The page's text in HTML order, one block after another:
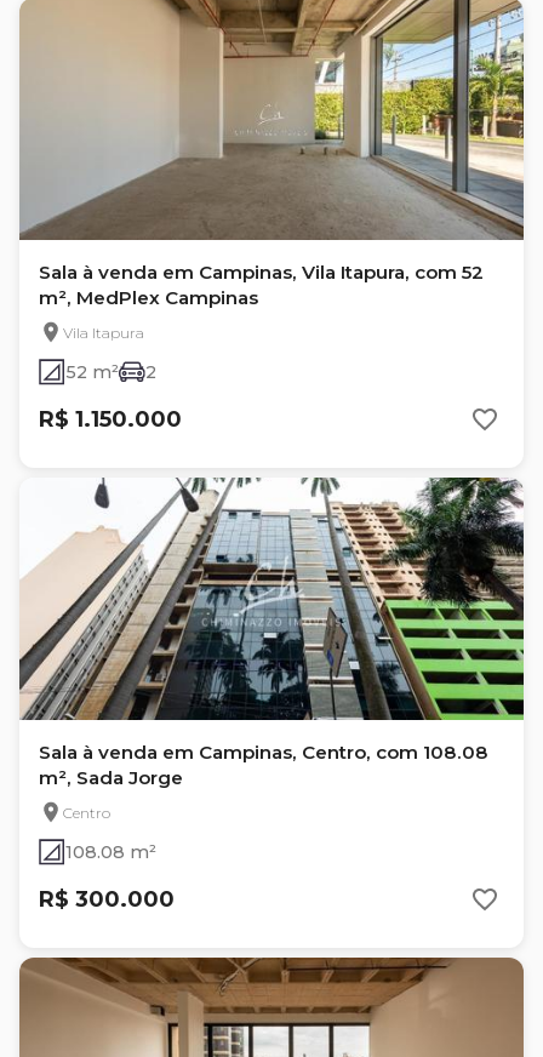
Sala à venda em Campinas, Vila Itapura, com 52
m², MedPlex Campinas
Vila Itapura
52 m² 2
R$ 1.150.000
Sala à venda em Campinas, Centro, com 108.08
m², Sada Jorge
Centro
108.08 m²
R$ 300.000